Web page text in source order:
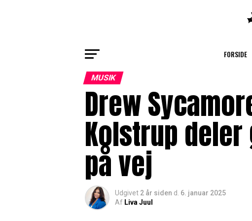
FORSIDE
MUSIK
Drew
Kolstrup
på vej
Udgivet 2 år siden d. 6. januar 2025
Af Liva Juul